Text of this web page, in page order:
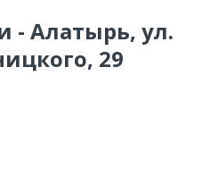
- Алатырь, ул.
29